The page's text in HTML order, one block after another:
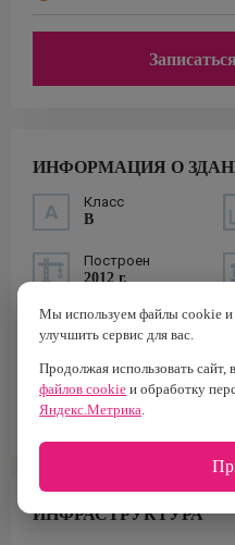
ИНФОРМАЦИЯ О
Класс
B
Построен
2012 г.
Тип здания
ЖК
Площадь офисов
3 480 м²
ИНФРАСТРУКТУРА
Мы используем файлы cookie
улучшить сервис для вас.
Продолжая использовать сайт,
файлов cookie и обработку
Яндекс.Метрика.